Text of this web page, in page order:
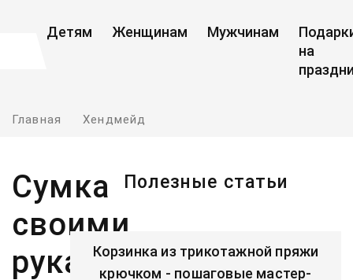
Детям Женщинам Мужчинам
на
Главная Хендмейд
Сумка
своими
руками
Полезные статьи
Корзинка из трикотажной пряжи
крючком - пошаговые мастер-